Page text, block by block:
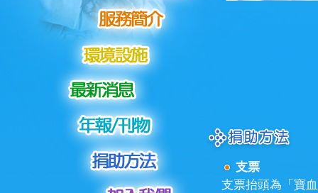
支票
支票抬頭為「寶